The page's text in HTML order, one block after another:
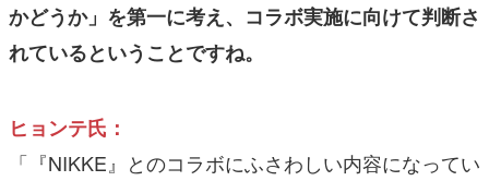
かどうか」を第一に考え、コラボ実施に向けて判断さ
れているということですね。
ヒョンテ氏：
「『NIKKE』とのコラボにふさわしい内容になってい